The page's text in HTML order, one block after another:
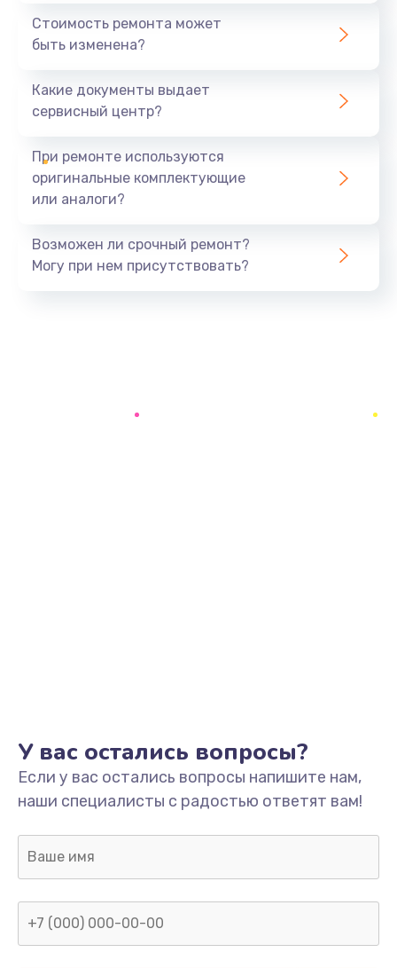
Стоимость ремонта может
быть изменена?
Какие документы выдает
сервисный центр?
При ремонте используются
оригинальные комплектующие
или аналоги?
Возможен ли срочный ремонт?
Могу при нем присутствовать?
У вас остались вопросы?
Если у вас остались вопросы напишите нам,
наши специалисты с радостью ответят вам!